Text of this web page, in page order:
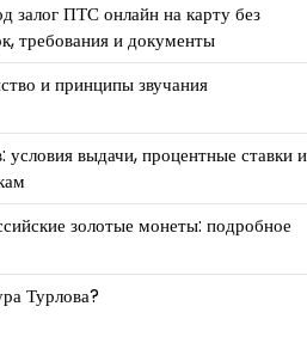
залог ПТС онлайн на карту без
требования и документы
и принципы звучания
выдачи, процентные ставки и
золотые монеты: подробное
Турлова?